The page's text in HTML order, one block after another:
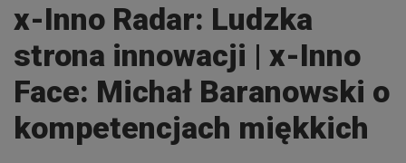
x-Inno Radar: Ludzka
strona innowacji | x-Inno
Face: Michał Baranowski o
kompetencjach miękkich